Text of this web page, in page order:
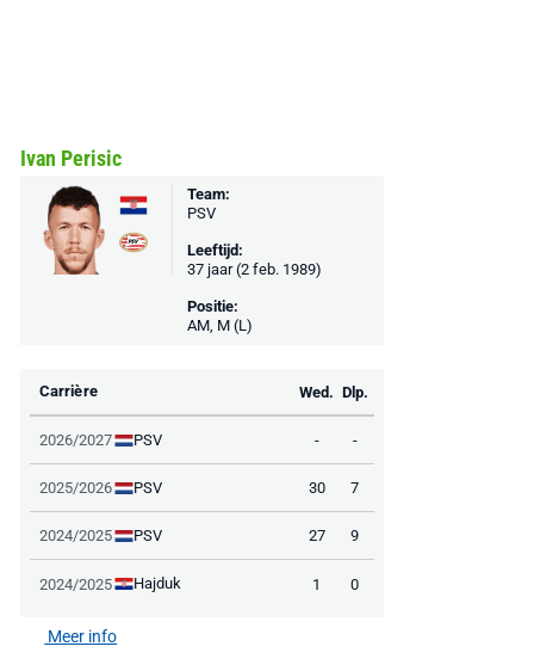
Ivan Perisic
Team:
PSV
Leeftijd:
37 jaar (2 feb. 1989)
Positie:
AM, M (L)
Carrière Wed. Dlp.
2026/2027 PSV - -
2025/2026 PSV 30 7
2024/2025 PSV 27 9
2024/2025 Hajduk 1 0
Meer info